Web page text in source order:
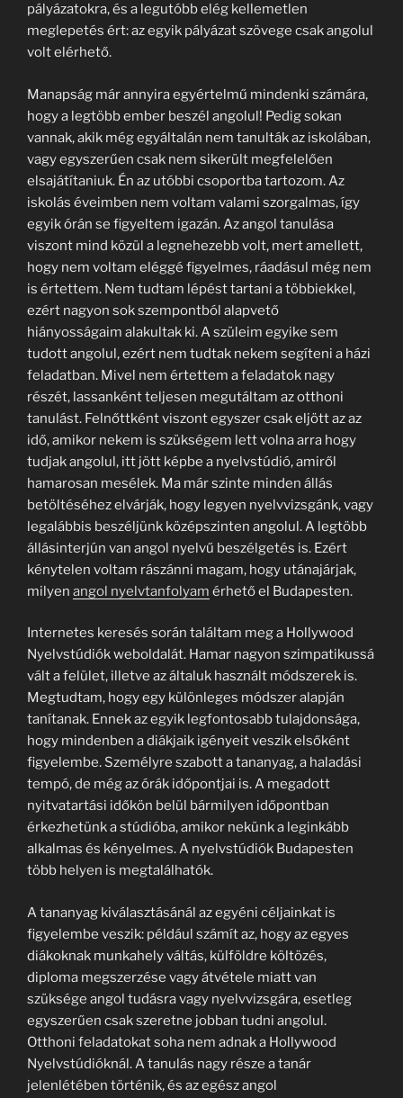
pályázatokra, és a legutóbb elég kellemetlen
meglepetés ért: az egyik pályázat szövege csak angolul
volt elérhető.
Manapság már annyira egyértelmű mindenki számára,
hogy a legtöbb ember beszél angolul! Pedig sokan
vannak, akik még egyáltalán nem tanulták az iskolában,
vagy egyszerűen csak nem sikerült megfelelően
elsajátítaniuk. Én az utóbbi csoportba tartozom. Az
iskolás éveimben nem voltam valami szorgalmas, így
egyik órán se figyeltem igazán. Az angol tanulása
viszont mind közül a legnehezebb volt, mert amellett,
hogy nem voltam eléggé figyelmes, ráadásul még nem
is értettem. Nem tudtam lépést tartani a többiekkel,
ezért nagyon sok szempontból alapvető
hiányosságaim alakultak ki. A szüleim egyike sem
tudott angolul, ezért nem tudtak nekem segíteni a házi
feladatban. Mivel nem értettem a feladatok nagy
részét, lassanként teljesen megutáltam az otthoni
tanulást. Felnőttként viszont egyszer csak eljött az az
idő, amikor nekem is szükségem lett volna arra hogy
tudjak angolul, itt jött képbe a nyelvstúdió, amiről
hamarosan mesélek. Ma már szinte minden állás
betöltéséhez elvárják, hogy legyen nyelvvizsgánk, vagy
legalábbis beszéljünk középszinten angolul. A legtöbb
állásinterjún van angol nyelvű beszélgetés is. Ezért
kénytelen voltam rászánni magam, hogy utánajárjak,
milyen angol nyelvtanfolyam érhető el Budapesten.
Internetes keresés során találtam meg a Hollywood
Nyelvstúdiók weboldalát. Hamar nagyon szimpatikussá
vált a felület, illetve az általuk használt módszerek is.
Megtudtam, hogy egy különleges módszer alapján
tanítanak. Ennek az egyik legfontosabb tulajdonsága,
hogy mindenben a diákjaik igényeit veszik elsőként
figyelembe. Személyre szabott a tananyag, a haladási
tempó, de még az órák időpontjai is. A megadott
nyitvatartási időkön belül bármilyen időpontban
érkezhetünk a stúdióba, amikor nekünk a leginkább
alkalmas és kényelmes. A nyelvstúdiók Budapesten
több helyen is megtalálhatók.
A tananyag kiválasztásánál az egyéni céljainkat is
figyelembe veszik: például számít az, hogy az egyes
diákoknak munkahely váltás, külföldre költözés,
diploma megszerzése vagy átvétele miatt van
szüksége angol tudásra vagy nyelvvizsgára, esetleg
egyszerűen csak szeretne jobban tudni angolul.
Otthoni feladatokat soha nem adnak a Hollywood
Nyelvstúdióknál. A tanulás nagy része a tanár
jelenlétében történik, és az egész angol